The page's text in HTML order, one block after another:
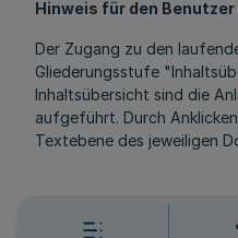
Hinweis für den Benutzer
Der Zugang zu den
Gliederungsstufe
Inhaltsübersicht sind die
aufgeführt. Durch
Textebene des jeweiligen